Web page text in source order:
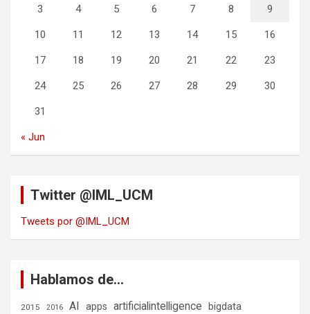
3 4 5 6 7 8 9
10 11 12 13 14 15 16
17 18 19 20 21 22 23
24 25 26 27 28 29 30
31
« Jun
Twitter @IML_UCM
Tweets por @IML_UCM
Hablamos de…
2015 2016 AI apps artificialintelligence bigdata